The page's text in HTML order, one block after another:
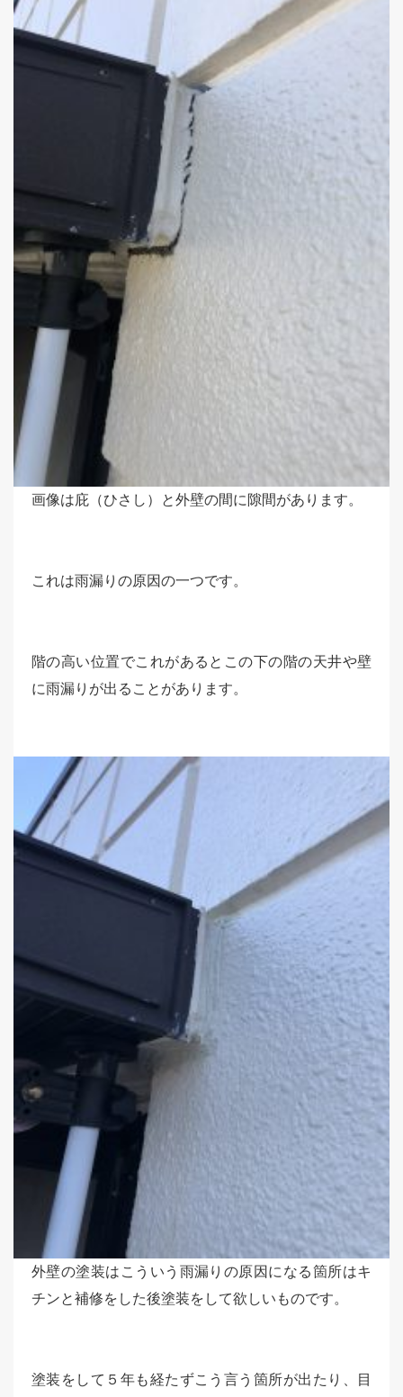
画像は庇（ひさし）と外壁の間に隙間があります。
これは雨漏りの原因の一つです。
階の高い位置でこれがあるとこの下の階の天井や壁
に雨漏りが出ることがあります。
外壁の塗装はこういう雨漏りの原因になる箇所はキ
チンと補修をした後塗装をして欲しいものです。
塗装をして５年も経たずこう言う箇所が出たり、目